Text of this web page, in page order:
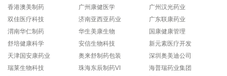
香港澳美制药
双佳医疗科技
渭南华仁制药
舒培健康科学
天津国安康药业
瑞莱生物科技
广州康健医学
济南亚西亚药业
华生美康生物
安信生物科技
奥来舒制药包装
珠海东辰制药VI
广州汉光药业
广东联康药业
国康健康管理
新元素医疗开发
深圳奥美迪公司
海普瑞药业集团